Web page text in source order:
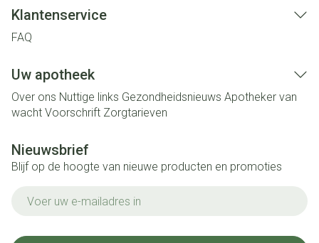
Klantenservice
FAQ
Uw apotheek
Over ons Nuttige links Gezondheidsnieuws Apotheker van
wacht Voorschrift Zorgtarieven
Nieuwsbrief
Blijf op de hoogte van nieuwe producten en promoties